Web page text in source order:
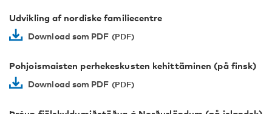
Udvikling af nordiske familiecentre
Download som PDF
Pohjoismaisten perhekeskusten kehittäminen (på finsk)
Download som PDF